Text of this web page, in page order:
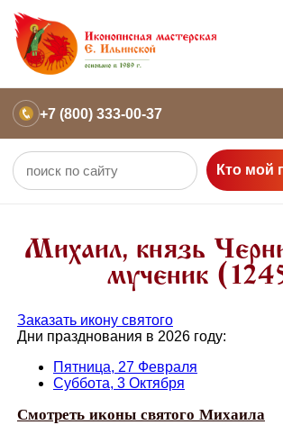
+7 (800) 333-00-37
Кто мой
Михаил, князь
мученик
Заказать икону святого
Дни празднования в 2026 году:
Пятница, 27 Февраля
Суббота, 3 Октября
Смотреть иконы святого Михаила